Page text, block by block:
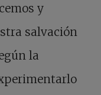
y
salvación
la